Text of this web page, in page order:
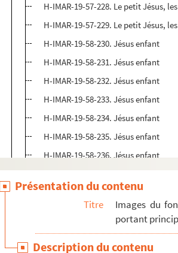
H-IMAR-19-57-228. Le petit Jésus,
H-IMAR-19-57-229. Le petit Jésus,
H-IMAR-19-58-230. Jésus enfant
H-IMAR-19-58-231. Jésus enfant
H-IMAR-19-58-232. Jésus enfant
H-IMAR-19-58-233. Jésus enfant
H-IMAR-19-58-234. Jésus enfant
H-IMAR-19-58-235. Jésus enfant
H-IMAR-19-58-236. Jésus enfant
H-IMAR-19-58-237. Jésus enfant
H-IMAR-19-58-238. Jésus enfant
H-IMAR-19-58-239. Jésus enfant
H-IMAR-19-59-241. Le petit Jésus et
Présentation du contenu
Titre
Images du
portant
Description du contenu